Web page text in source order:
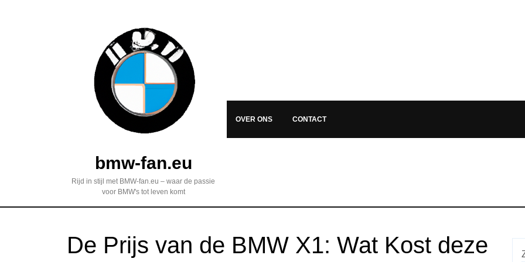
bmw-fan.eu
Rijd in stijl met BMW-fan.eu – waar de passie
voor BMW's tot leven komt
OVER ONS CONTACT
De Prijs van de BMW X1: Wat Kost deze